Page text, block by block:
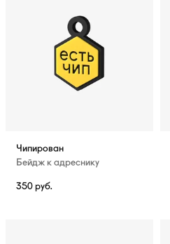
Чипирован
Бейдж к адреснику
350 руб.